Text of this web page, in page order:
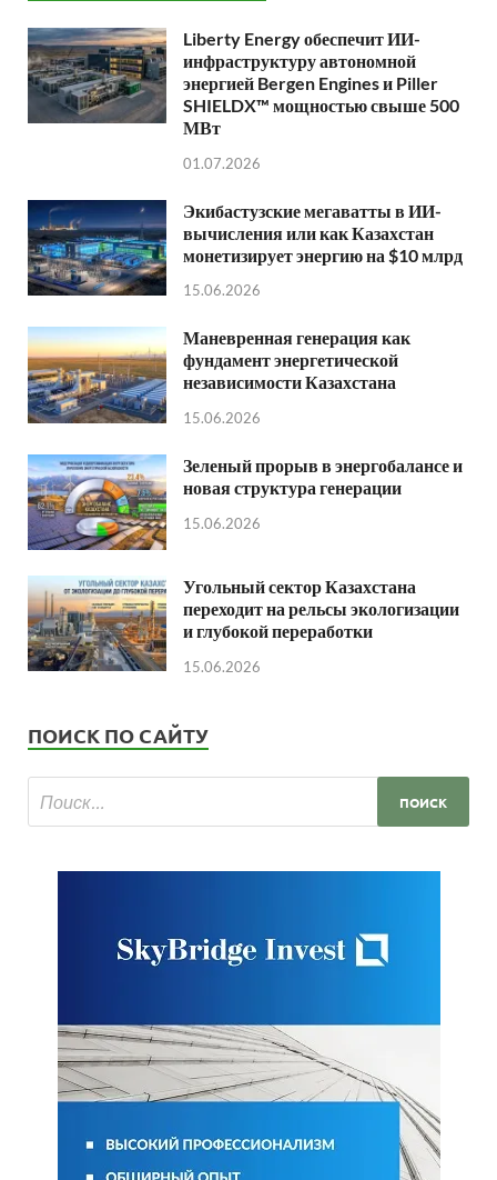
Liberty Energy обеспечит ИИ-
инфраструктуру автономной
энергией Bergen Engines и Piller
SHIELDX™ мощностью свыше 500
МВт
01.07.2026
Экибастузские мегаватты в ИИ-
вычисления или как Казахстан
монетизирует энергию на $10 млрд
15.06.2026
Маневренная генерация как
фундамент энергетической
независимости Казахстана
15.06.2026
Зеленый прорыв в энергобалансе и
новая структура генерации
15.06.2026
Угольный сектор Казахстана
переходит на рельсы экологизации
и глубокой переработки
15.06.2026
ПОИСК ПО САЙТУ